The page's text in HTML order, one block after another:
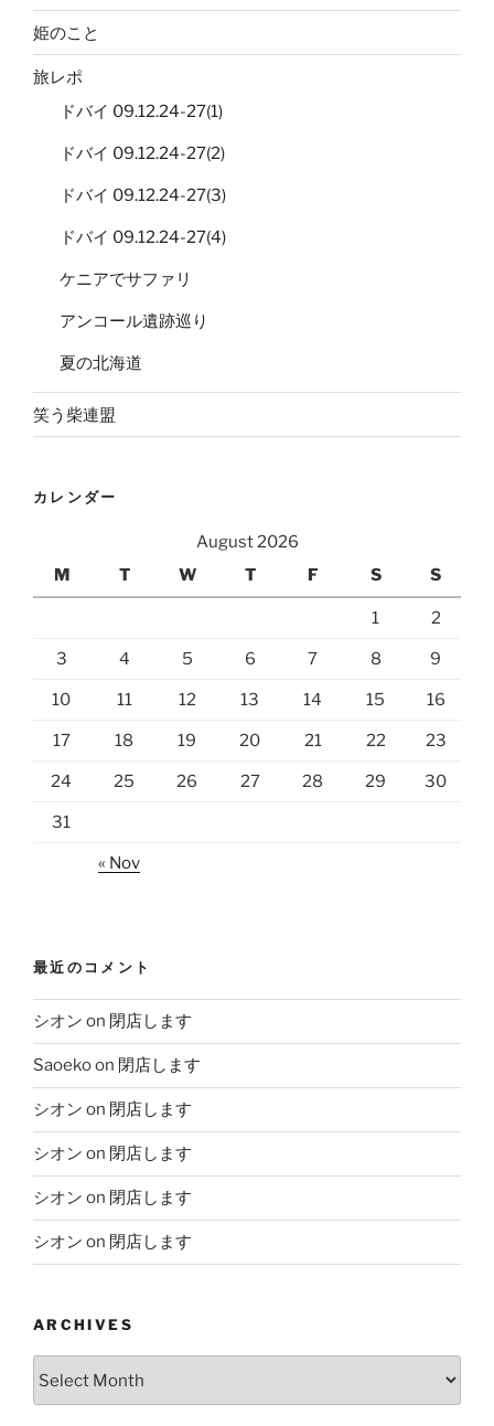
姫のこと
旅レポ
ドバイ 09.12.24-27(1)
ドバイ 09.12.24-27(2)
ドバイ 09.12.24-27(3)
ドバイ 09.12.24-27(4)
ケニアでサファリ
アンコール遺跡巡り
夏の北海道
笑う柴連盟
カレンダー
August 2026
M
T W T F S S
1 2
3 4 5 6 7 8 9
10 11 12 13 14 15 16
17 18 19 20 21 22 23
24 25 26 27 28 29 30
31
« Nov
最近のコメント
シオン on 閉店します
Saoekoon 閉店します
シオン on 閉店します
シオン on 閉店します
シオン on 閉店します
シオン on 閉店します
ARCHIVES